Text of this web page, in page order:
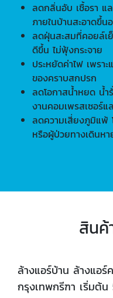
ลดกลิ่นอับ เชื้อรา แล
ภายในบ้านสะอาดขึ้น
ลดฝุ่นสะสมที่คอยล์เ
ดีขึ้น ไม่ฟุ้งกระจาย
ประหยัดค่าไฟ เพรา
ของคราบสกปรก
ลดโอกาสน้ำหยด น้ำ
งานคอมเพรสเซอร์แ
ลดความเสี่ยงภูมิแพ้
หรือผู้ป่วยทางเดินหา
สินค้
ล้างแอร์บ้าน ล้างแอ
กรุงเทพกรีฑา เริ่มต้